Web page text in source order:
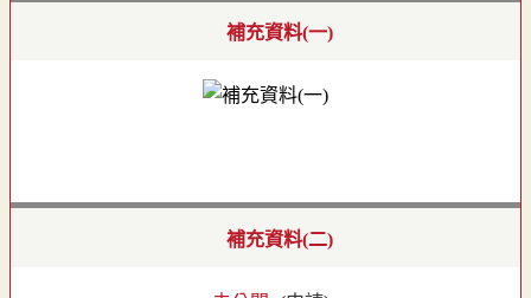
補充資料(一)
補充資料(二)